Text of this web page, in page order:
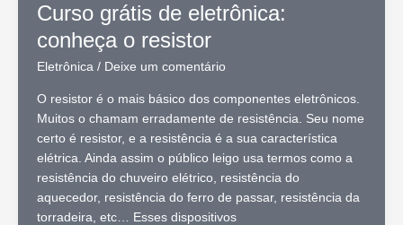
e
bit
Curso grátis de eletrônica:
conheça o resistor
Eletrônica / Deixe um comentário
O resistor é o mais básico dos componentes eletrônicos.
Muitos o chamam erradamente de resistência. Seu nome
certo é resistor, e a resistência é a sua característica
elétrica. Ainda assim o público leigo usa termos como a
resistência do chuveiro elétrico, resistência do
aquecedor, resistência do ferro de passar, resistência da
torradeira, etc… Esses dispositivos